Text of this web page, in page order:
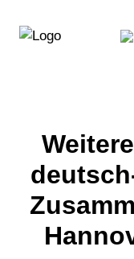
zum